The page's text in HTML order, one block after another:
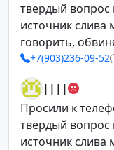
твердый вопрос
источник слива
говорить,
+7(903)236-09-52
||||
Просили к
твердый вопрос
источник слива